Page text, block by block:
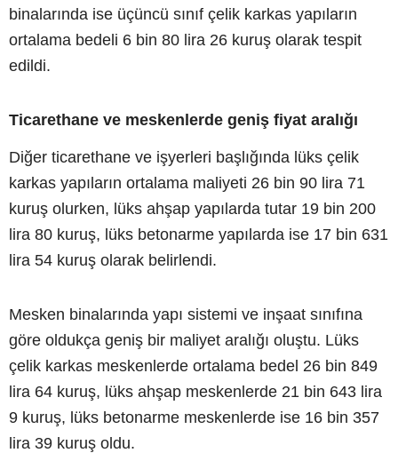
binalarında ise üçüncü sınıf çelik karkas yapıların
ortalama bedeli 6 bin 80 lira 26 kuruş olarak tespit
edildi.
Ticarethane ve meskenlerde geniş fiyat aralığı
Diğer ticarethane ve işyerleri başlığında lüks çelik
karkas yapıların ortalama maliyeti 26 bin 90 lira 71
kuruş olurken, lüks ahşap yapılarda tutar 19 bin 200
lira 80 kuruş, lüks betonarme yapılarda ise 17 bin 631
lira 54 kuruş olarak belirlendi.
Mesken binalarında yapı sistemi ve inşaat sınıfına
göre oldukça geniş bir maliyet aralığı oluştu. Lüks
çelik karkas meskenlerde ortalama bedel 26 bin 849
lira 64 kuruş, lüks ahşap meskenlerde 21 bin 643 lira
9 kuruş, lüks betonarme meskenlerde ise 16 bin 357
lira 39 kuruş oldu.